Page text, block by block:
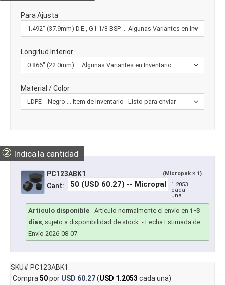
Para Ajusta
Longitud Interior
Material / Color
② Indica la cantidad
PC123ABK1 (Micropak × 1)
Cant:
1.2053
cada
una
Artículo disponible - Artículo normalmente el envío en 1-3
días, sujeto a disponibilidad de stock. - Fecha Estimada de
Envío 2026-08-07
SKU# PC123ABK1
Compra 50por USD 60.27(USD 1.2053 cada una)